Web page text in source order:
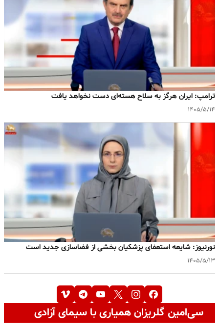
ترامپ: ایران هرگز به سلاح هسته‌ای دست نخواهد یافت
۱۴۰۵/۵/۱۴
نورنیوز: شایعه استعفای پزشکیان بخشی از فضاسازی جدید است
۱۴۰۵/۵/۱۳
سی‌امین گلریزان همیاری با سیمای آزادی